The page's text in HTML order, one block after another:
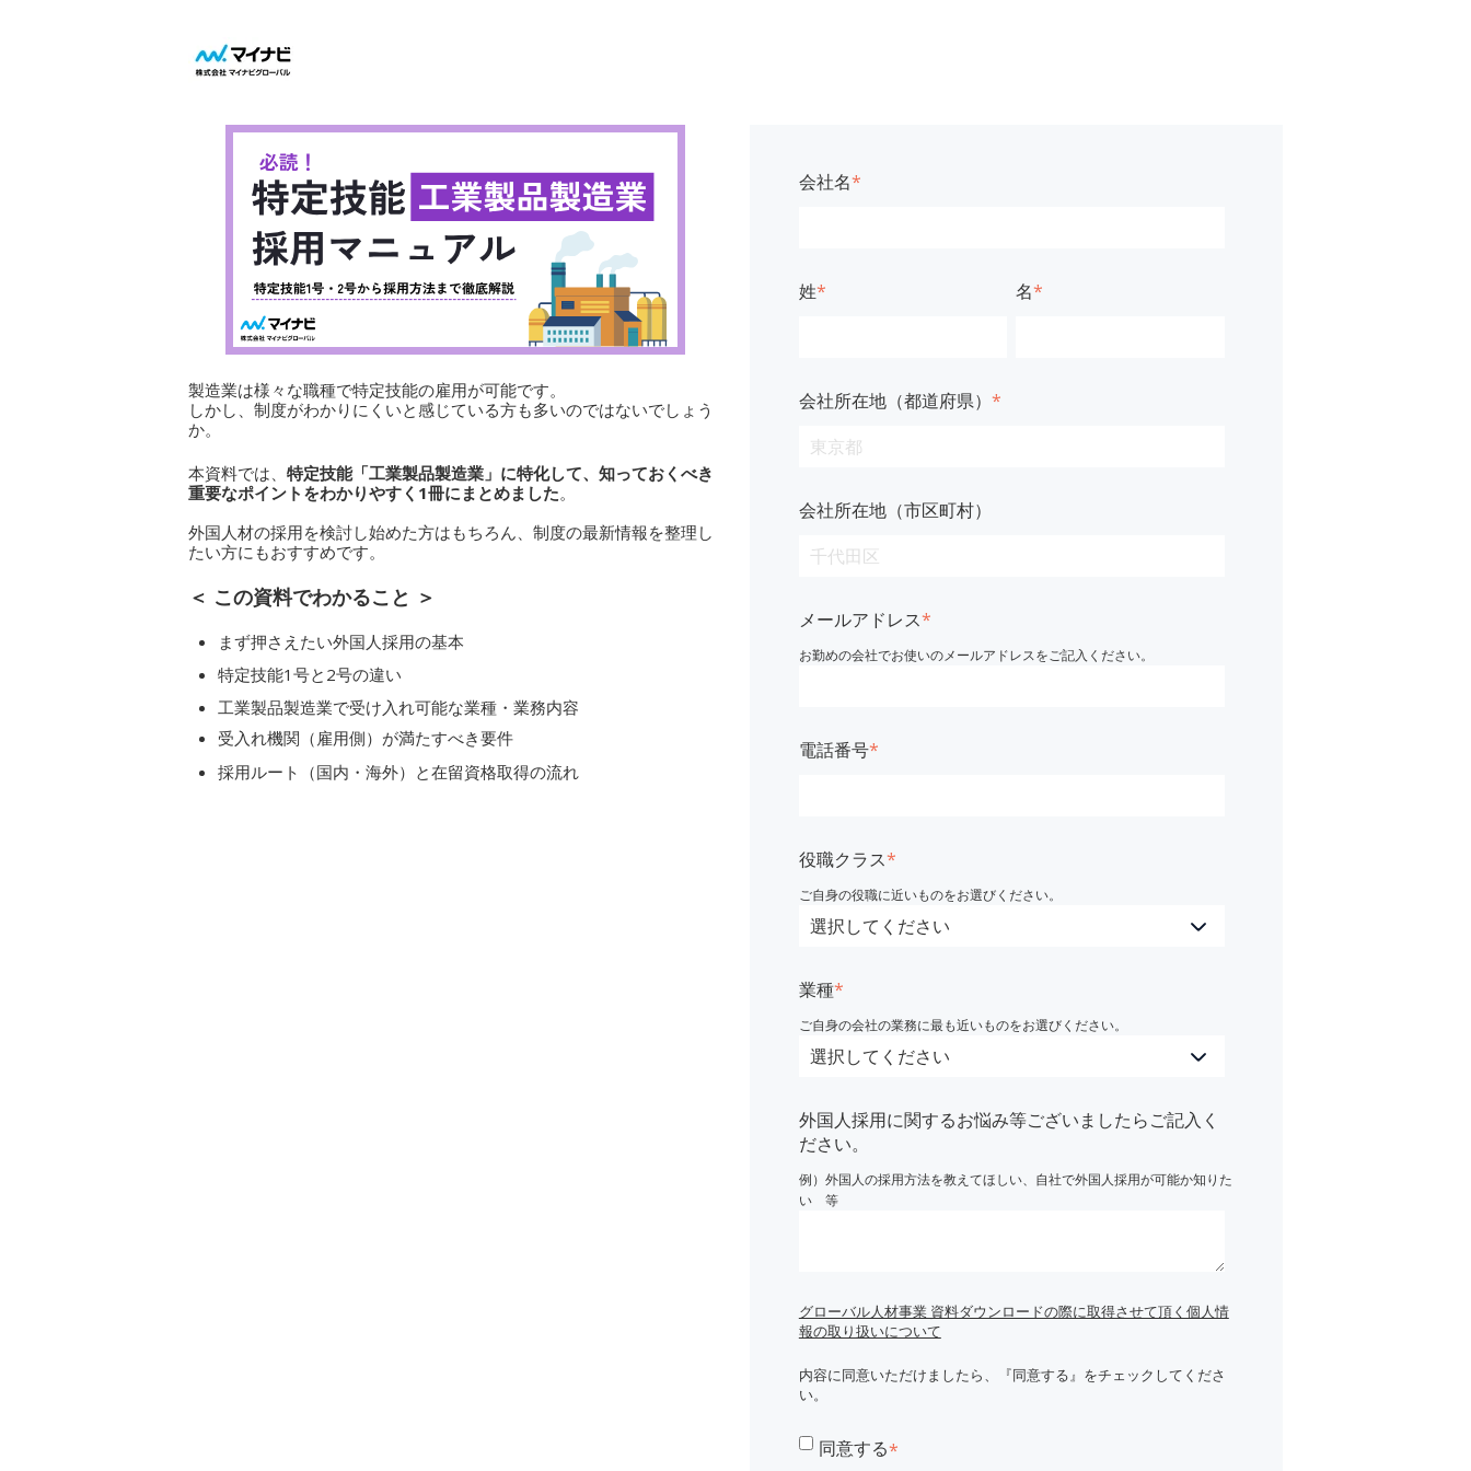
製造業は様々な職種で特定技能の雇用が可能です。
しかし、制度がわかりにくいと感じている方も多いのではないでしょう
か。
本資料では、 特定技能「工業製品製造業」に特化して、知っておくべき
重要なポイントをわかりやすく1冊にまとめました。
外国人材の採用を検討し始めた方はもちろん、制度の最新情報を整理し
たい方にもおすすめです。
＜ この資料でわかること ＞
まず押さえたい外国人採用の基本
特定技能1号と2号の違い
工業製品製造業で受け入れ可能な業種・業務内容
受入れ機関（雇用側）が満たすべき要件
採用ルート（国内・海外）と在留資格取得の流れ
会社名*
姓* 名*
会社所在地（都道府県） *
会社所在地（市区町村）
メールアドレス*
お勤めの会社でお使いのメールアドレスをご記入ください。
電話番号*
役職クラス*
ご自身の役職に近いものをお選びください。
業種*
ご自身の会社の業務に最も近いものをお選びください。
外国人採用に関するお悩み等ございましたらご記入く
ださい。
例）外国人の採用方法を教えてほしい、自社で外国人採用が可能か知りた
い 等
グローバル人材事業 資料ダウンロードの際に取得させて頂く個人情
報の取り扱いについて
内容に同意いただけましたら、『同意する』をチェックしてくださ
い。
同意する*